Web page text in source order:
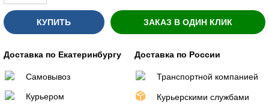
КУПИТЬ ЗАКАЗ В ОДИН КЛИК
Доставка по Екатеринбургу
Самовывоз
Курьером
Доставка по России
Транспортной компанией
Курьерскими службами